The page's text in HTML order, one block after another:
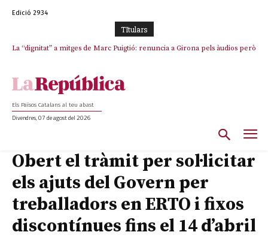
Edició 2934
TItulars
La “dignitat” a mitges de Marc Puigtió: renuncia a Girona pels àudios però
Els Països Catalans al teu abast
Divendres, 07 de agost del 2026
Obert el tràmit per sol·licitar
els ajuts del Govern per
treballadors en ERTO i fixos
discontínues fins el 14 d’abril